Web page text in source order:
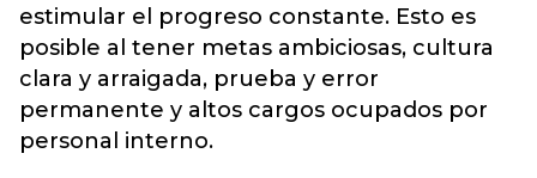
estimular el progreso constante. Esto es
posible al tener metas ambiciosas, cultura
clara y arraigada, prueba y error
permanente y altos cargos ocupados por
personal interno.